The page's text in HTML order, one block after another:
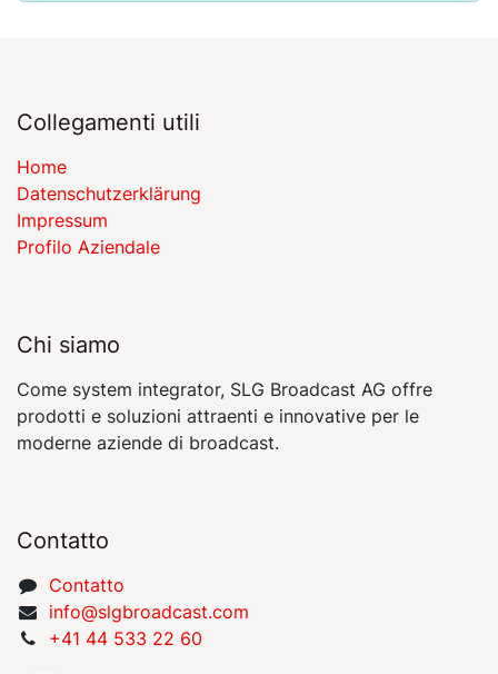
Collegamenti utili
Home
Datenschutzerklärung
Impressum
Profilo Aziendale
Chi siamo
Come system integrator, SLG Broadcast AG offre
prodotti e soluzioni attraenti e innovative per le
moderne aziende di broadcast.
Contatto
Contatto
​​​​​​​​​​​i​nfo​@​s​l​gbr​oa​dcast​.​c​o​m
+41 44 533 22 60